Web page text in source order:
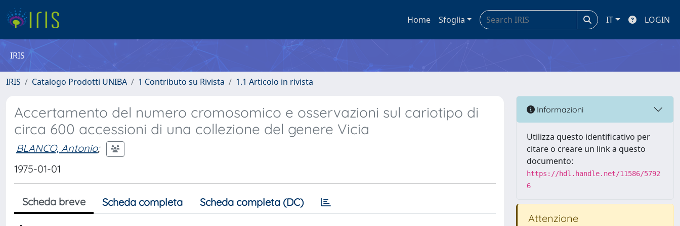
Home Sfoglia IT LOGIN
IRIS
IRIS Catalogo Prodotti UNIBA 1 Contributo su Rivista 1.1 Articolo in rivista
Accertamento del numero cromosomico e osservazioni sul cariotipo di
circa 600 accessioni di una collezione del genere Vicia
BLANCO, Antonio;
1975-01-01
Scheda breve Scheda completa Scheda completa (DC)
Informazioni
Utilizza questo identificativo per
citare o creare un link a questo
documento:
https://hdl.handle.net/11586/5792
6
Attenzione